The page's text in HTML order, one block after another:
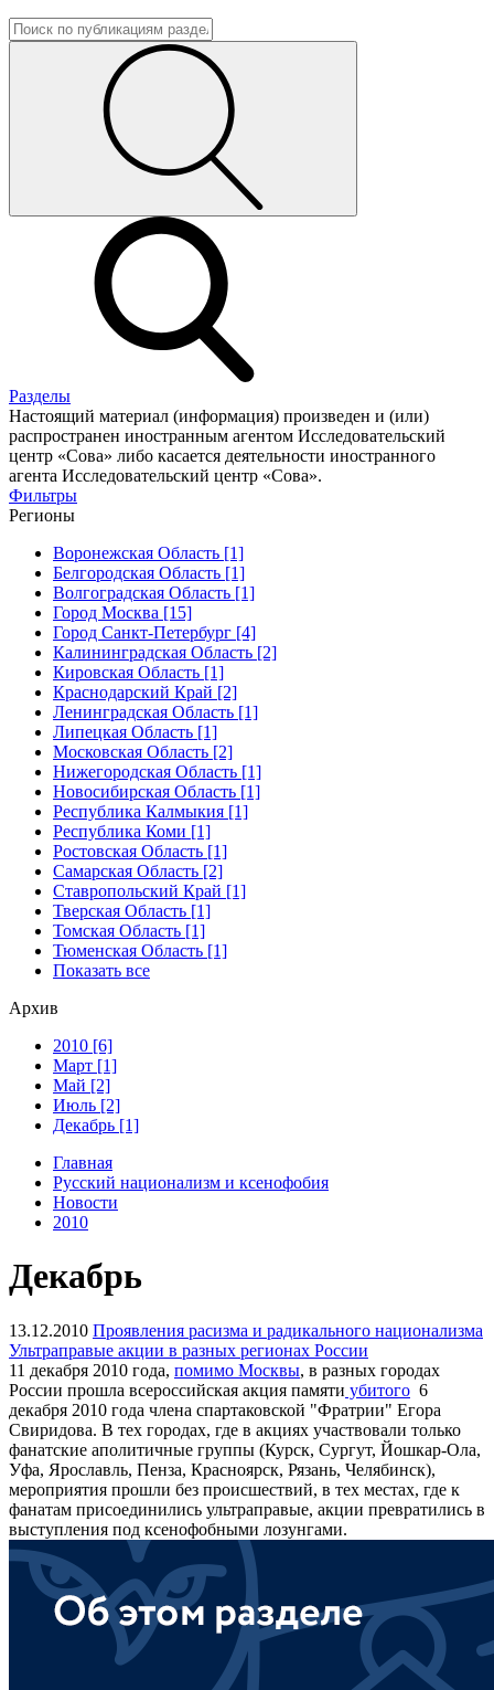
Разделы
Настоящий материал (информация) произведен и (или)
распространен иностранным агентом Исследовательский
центр «Сова» либо касается деятельности иностранного
агента Исследовательский центр «Сова».
Фильтры
Регионы
Воронежская Область [1]
Белгородская Область [1]
Волгоградская Область [1]
Город Москва [15]
Город Санкт-Петербург [4]
Калининградская Область [2]
Кировская Область [1]
Краснодарский Край [2]
Ленинградская Область [1]
Липецкая Область [1]
Московская Область [2]
Нижегородская Область [1]
Новосибирская Область [1]
Республика Калмыкия [1]
Республика Коми [1]
Ростовская Область [1]
Самарская Область [2]
Ставропольский Край [1]
Тверская Область [1]
Томская Область [1]
Тюменская Область [1]
Показать все
Архив
2010 [6]
Март [1]
Май [2]
Июль [2]
Декабрь [1]
Главная
Русский национализм и ксенофобия
Новости
2010
Декабрь
13.12.2010 Проявления расизма и радикального национализма
Ультраправые акции в разных регионах России
11 декабря 2010 года, помимо Москвы, в разных городах
России прошла всероссийская акция памяти убитого 6
декабря 2010 года члена спартаковской "Фратрии" Егора
Свиридова. В тех городах, где в акциях участвовали только
фанатские аполитичные группы (Курск, Сургут, Йошкар-Ола,
Уфа, Ярославль, Пенза, Красноярск, Рязань, Челябинск),
мероприятия прошли без происшествий, в тех местах, где к
фанатам присоединились ультраправые, акции превратились в
выступления под ксенофобными лозунгами.